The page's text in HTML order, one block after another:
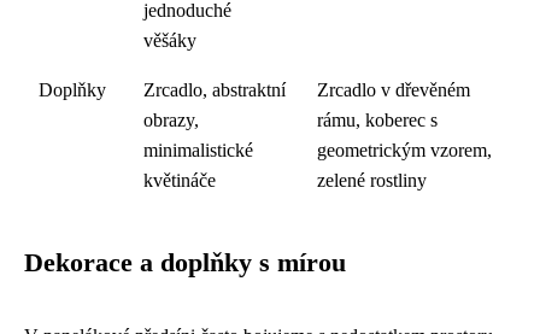
jednoduché
věšáky
Doplňky
Zrcadlo, abstraktní
obrazy,
minimalistické
květináče
Zrcadlo v dřevěném
rámu, koberec s
geometrickým vzorem,
zelené rostliny
Dekorace a doplňky s mírou